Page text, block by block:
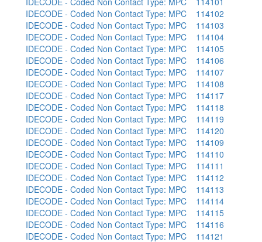
IDECODE - Coded Non Contact Type: MPC
114102
IDECODE - Coded Non Contact Type: MPC
114103
IDECODE - Coded Non Contact Type: MPC
114104
IDECODE - Coded Non Contact Type: MPC
114105
IDECODE - Coded Non Contact Type: MPC
114106
IDECODE - Coded Non Contact Type: MPC
114107
IDECODE - Coded Non Contact Type: MPC
114108
IDECODE - Coded Non Contact Type: MPC
114117
IDECODE - Coded Non Contact Type: MPC
114118
IDECODE - Coded Non Contact Type: MPC
114119
IDECODE - Coded Non Contact Type: MPC
114120
IDECODE - Coded Non Contact Type: MPC
114109
IDECODE - Coded Non Contact Type: MPC
114110
IDECODE - Coded Non Contact Type: MPC
114111
IDECODE - Coded Non Contact Type: MPC
114112
IDECODE - Coded Non Contact Type: MPC
114113
IDECODE - Coded Non Contact Type: MPC
114114
IDECODE - Coded Non Contact Type: MPC
114115
IDECODE - Coded Non Contact Type: MPC
114116
IDECODE - Coded Non Contact Type: MPC
114121